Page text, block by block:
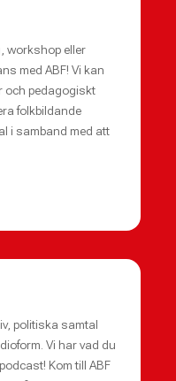
workshop eller
med ABF! Vi kan
och pedagogiskt
folkbildande
i samband med att
politiska samtal
Vi har vad du
Kom till ABF